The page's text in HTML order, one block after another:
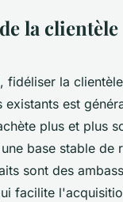
la clientèle
, fidéliser la
est
plus et plus
base stable de
sont des
facilite